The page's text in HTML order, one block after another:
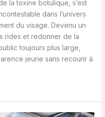
la toxine botulique, s’est
dans l’univers
du visage. Devenu un
rides et redonner de la
toujours plus large,
jeune sans recourir à